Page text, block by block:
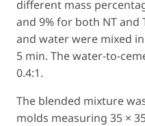
different mass
and 9% for both NT and
and water were mixed
5 min. The water-to-
0.4:1.
The blended mixture
molds measuring 35 ×